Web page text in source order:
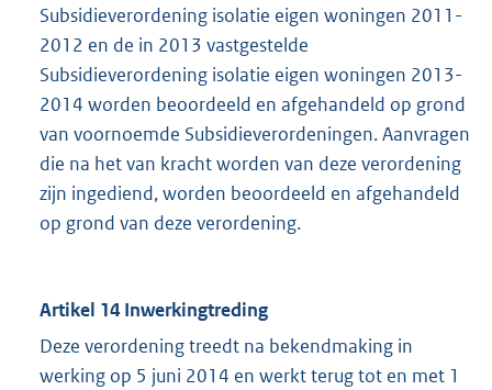
Subsidieverordening isolatie eigen woningen 2011-
2012 en de in 2013 vastgestelde
Subsidieverordening isolatie eigen woningen 2013-
2014 worden beoordeeld en afgehandeld op grond
van voornoemde Subsidieverordeningen. Aanvragen
die na het van kracht worden van deze verordening
zijn ingediend, worden beoordeeld en afgehandeld
op grond van deze verordening.
Artikel 14 Inwerkingtreding
Deze verordening treedt na bekendmaking in
werking op 5 juni 2014 en werkt terug tot en met 1